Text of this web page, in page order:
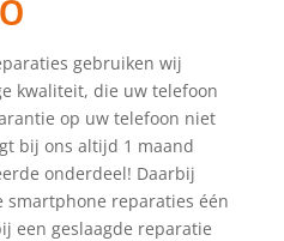
gebruiken wij
kwaliteit, die uw telefoon
op uw telefoon niet
bij ons altijd 1 maand
onderdeel! Daarbij
reparaties één
een geslaagde reparatie